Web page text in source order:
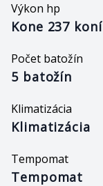
Výkon hp
Kone 237 koní
Počet batožín
5 batožín
Klimatizácia
Klimatizácia
Tempomat
Tempomat